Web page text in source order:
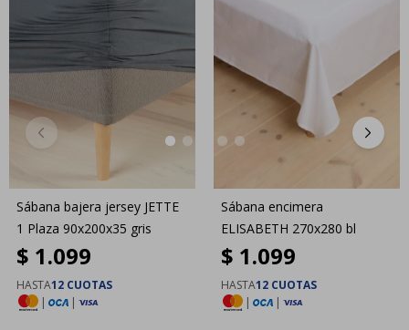
Sábana bajera jersey JETTE
1 Plaza 90x200x35 gris
$ 1.099
HASTA12 CUOTAS
|
|
Sábana encimera
ELISABETH 270x280 bl
$ 1.099
HASTA12 CUOTAS
|
|